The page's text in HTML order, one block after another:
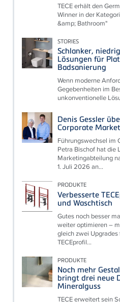
TECE erhält den
Winner in der
&amp; Bathroom"
STORIES
Schlanker,
Lösungen für
Badsanierung
Wenn moderne
Gegebenheiten im
unkonventionelle
Denis Gessler
Corporate
Führungswechsel im
Petra Bischof hat die
Marketingabteilung
1. Juli 2026 an...
PRODUKTE
Verbesserte
und Waschtisch
Gutes noch besser
weiter optimieren –
gleich zwei
TECEprofil...
PRODUKTE
Noch mehr
bringt drei neue
Mineralguss
TECE erweitert sein